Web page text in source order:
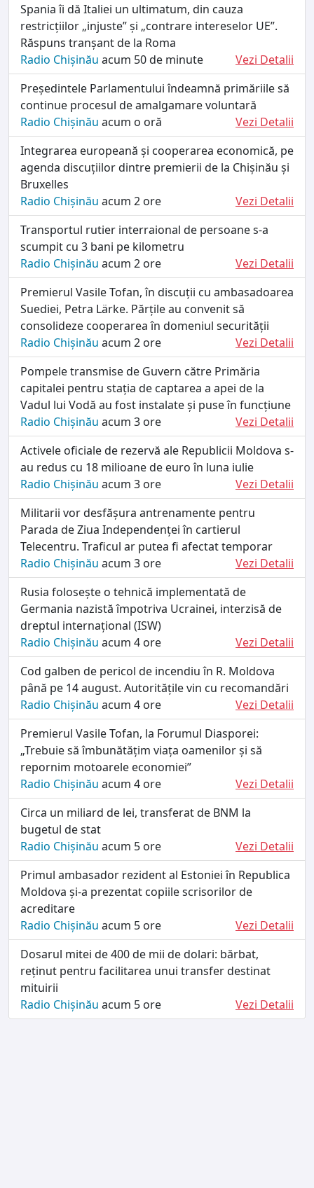
Spania îi dă Italiei un ultimatum, din cauza
restricțiilor „injuste” și „contrare intereselor UE”.
Răspuns tranșant de la Roma
Radio Chișinău acum 50 de minute
Vezi Detalii
Președintele Parlamentului îndeamnă primăriile să
continue procesul de amalgamare voluntară
Radio Chișinău acum o oră
Vezi Detalii
Integrarea europeană și cooperarea economică, pe
agenda discuțiilor dintre premierii de la Chișinău și
Bruxelles
Radio Chișinău acum 2 ore
Vezi Detalii
Transportul rutier interraional de persoane s-a
scumpit cu 3 bani pe kilometru
Radio Chișinău acum 2 ore
Vezi Detalii
Premierul Vasile Tofan, în discuții cu ambasadoarea
Suediei, Petra Lärke. Părțile au convenit să
consolideze cooperarea în domeniul securității
Radio Chișinău acum 2 ore
Vezi Detalii
Pompele transmise de Guvern către Primăria
capitalei pentru stația de captarea a apei de la
Vadul lui Vodă au fost instalate și puse în funcțiune
Radio Chișinău acum 3 ore
Vezi Detalii
Activele oficiale de rezervă ale Republicii Moldova s-
au redus cu 18 milioane de euro în luna iulie
Radio Chișinău acum 3 ore
Vezi Detalii
Militarii vor desfășura antrenamente pentru
Parada de Ziua Independenței în cartierul
Telecentru. Traficul ar putea fi afectat temporar
Radio Chișinău acum 3 ore
Vezi Detalii
Rusia folosește o tehnică implementată de
Germania nazistă împotriva Ucrainei, interzisă de
dreptul internațional (ISW)
Radio Chișinău acum 4 ore
Vezi Detalii
Cod galben de pericol de incendiu în R. Moldova
până pe 14 august. Autoritățile vin cu recomandări
Radio Chișinău acum 4 ore
Vezi Detalii
Premierul Vasile Tofan, la Forumul Diasporei:
„Trebuie să îmbunătățim viața oamenilor și să
repornim motoarele economiei”
Radio Chișinău acum 4 ore
Vezi Detalii
Circa un miliard de lei, transferat de BNM la
bugetul de stat
Radio Chișinău acum 5 ore
Vezi Detalii
Primul ambasador rezident al Estoniei în Republica
Moldova și-a prezentat copiile scrisorilor de
acreditare
Radio Chișinău acum 5 ore
Vezi Detalii
Dosarul mitei de 400 de mii de dolari: bărbat,
reținut pentru facilitarea unui transfer destinat
mituirii
Radio Chișinău acum 5 ore Vezi Detalii